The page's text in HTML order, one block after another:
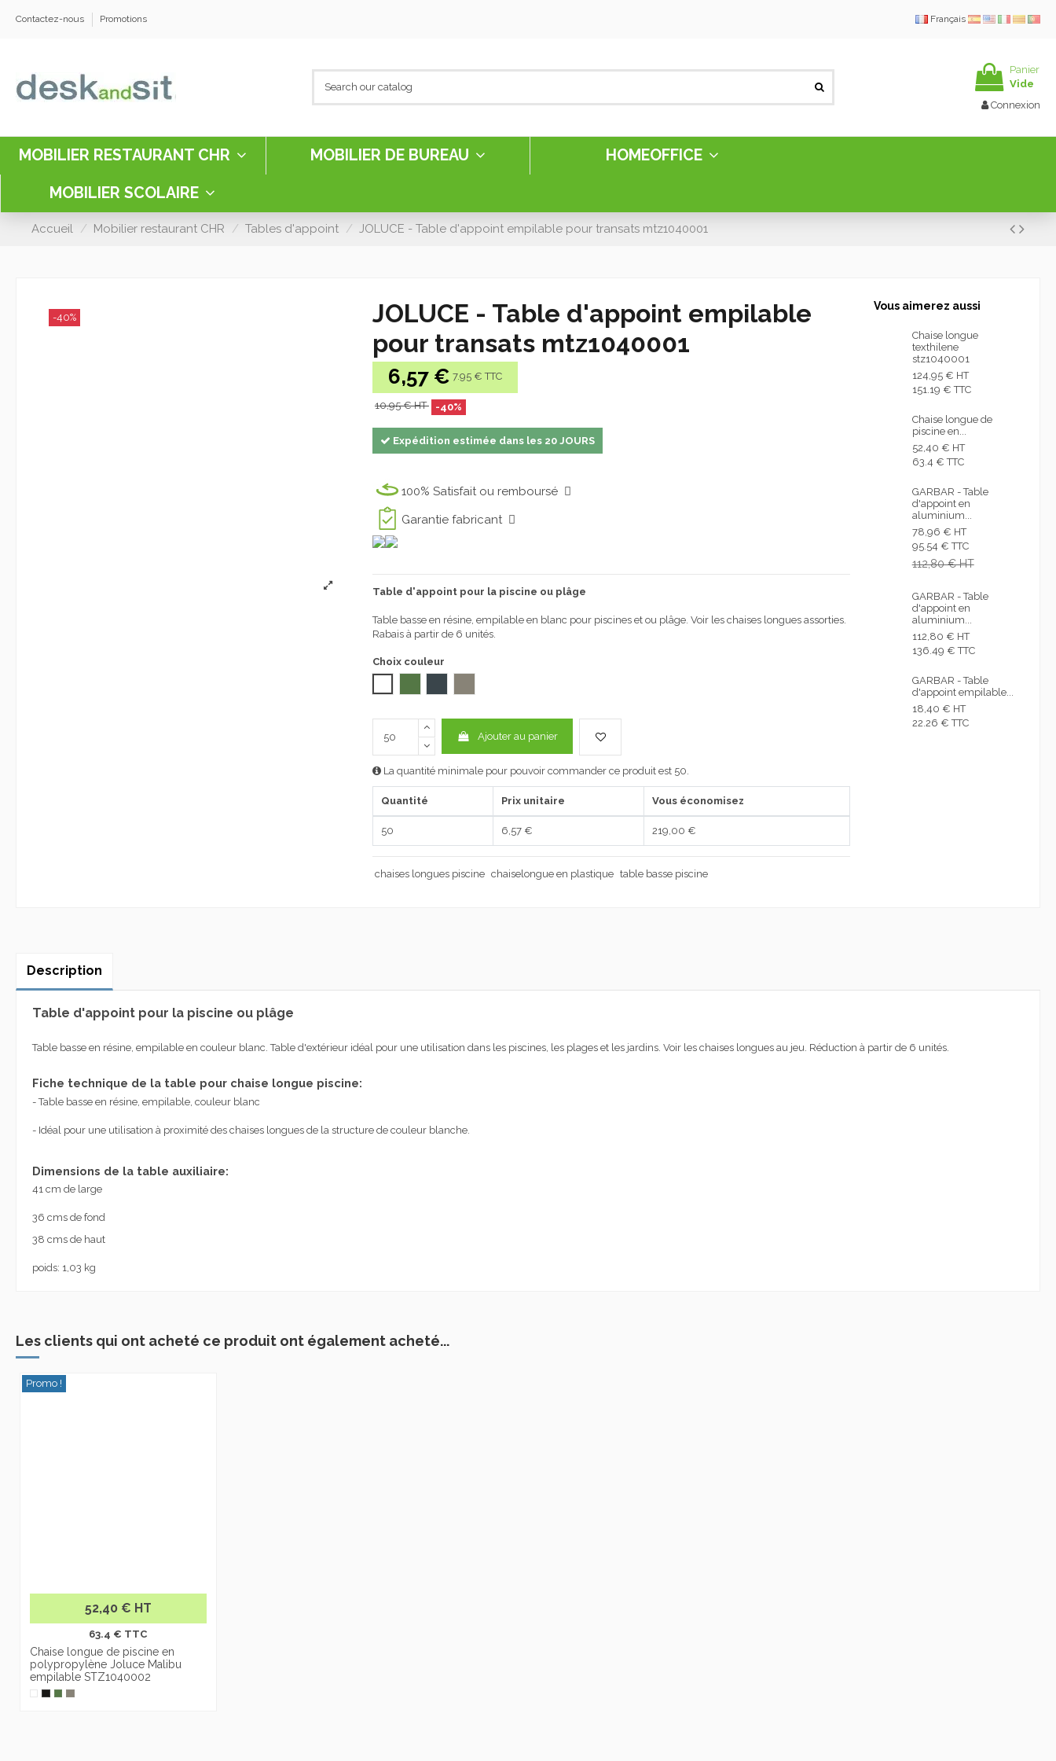
Contactez-nous Promotions Français
Panier
Vide
Connexion
MOBILIER RESTAURANT CHR MOBILIER DE BUREAU HOMEOFFICE
MOBILIER SCOLAIRE
Accueil Mobilier restaurant CHR Tables d'appoint JOLUCE - Table d'appoint empilable pour transats mtz1040001
-40%
JOLUCE - Table d'appoint empilable
pour transats mtz1040001
6,57 € 7.95 € TTC
10,95 € HT -40%
Expédition estimée dans les 20 JOURS
100% Satisfait ou remboursé
Garantie fabricant
Table d'appoint pour la piscine ou plâge
Table basse en résine, empilable en blanc pour piscines et ou plâge. Voir les chaises longues assorties.
Rabais à partir de 6 unités.
Choix couleur
Ajouter au panier
La quantité minimale pour pouvoir commander ce produit est 50.
Quantité Prix unitaire Vous économisez
50 6,57 € 219,00 €
chaises longues piscine chaiselongue en plastique table basse piscine
Vous aimerez aussi
Chaise longue
texthilene
stz1040001
124,95 € HT
151.19 € TTC
Chaise longue de
piscine en...
52,40 € HT
63.4 € TTC
GARBAR - Table
d'appoint en
aluminium...
78,96 € HT
95.54 € TTC
112,80 € HT
GARBAR - Table
d'appoint en
aluminium...
112,80 € HT
136.49 € TTC
GARBAR - Table
d'appoint empilable...
18,40 € HT
22.26 € TTC
Description
Table d'appoint pour la piscine ou plâge
Table basse en résine, empilable en couleur blanc. Table d'extérieur idéal pour une utilisation dans les piscines, les plages et les jardins. Voir les chaises longues au jeu. Réduction à partir de 6 unités.
Fiche technique de la table pour chaise longue piscine:
- Table basse en résine, empilable, couleur blanc
- Idéal pour une utilisation à proximité des chaises longues de la structure de couleur blanche.
Dimensions de la table auxiliaire:
41 cm de large
36 cms de fond
38 cms de haut
poids: 1,03 kg
Les clients qui ont acheté ce produit ont également acheté...
Promo !
52,40 € HT
63.4 € TTC
Chaise longue de piscine en
polypropylène Joluce Malibu
empilable STZ1040002